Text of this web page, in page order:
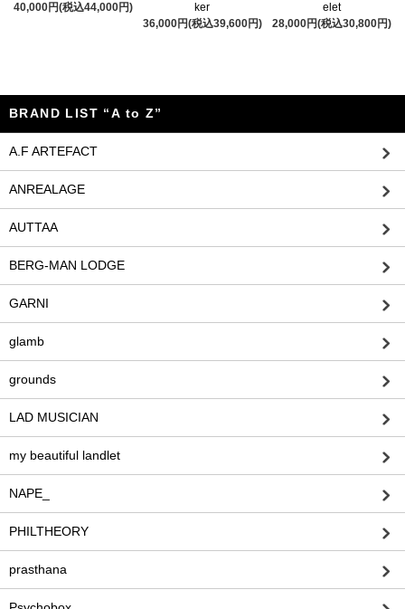
40,000円(税込44,000円)
ker
36,000円(税込39,600円)
elet
28,000円(税込30,800円)
BRAND LIST “A to Z”
A.F ARTEFACT
ANREALAGE
AUTTAA
BERG-MAN LODGE
GARNI
glamb
grounds
LAD MUSICIAN
my beautiful landlet
NAPE_
PHILTHEORY
prasthana